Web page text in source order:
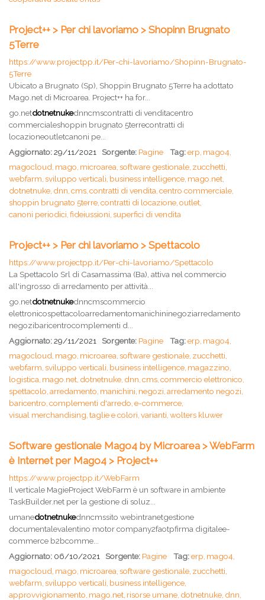
Project++ > Per chi lavoriamo > Shopinn Brugnato
5Terre
https://www.projectpp.it/Per-chi-lavoriamo/Shopinn-Brugnato-
5Terre
Ubicato a Brugnato (Sp), Shoppin Brugnato 5Terre ha adottato
Mago.net di Microarea. Project++ ha for...
go.netdotnetnukednncmscontratti di venditacentro
commercialeshoppin brugnato 5terrecontratti di
locazioneoutletcanoni pe...
Aggiornato:29/11/2021 Sorgente: Pagine Tag:erp, mago4,
magocloud, mago, microarea, software gestionale, zucchetti,
webfarm, sviluppo verticali, business intelligence, mago.net,
dotnetnuke, dnn, cms, contratti di vendita, centro commerciale,
shoppin brugnato 5terre, contratti di locazione, outlet,
canoni periodici, fideiussioni, superfici di vendita
Project++ > Per chi lavoriamo > Spettacolo
https://www.projectpp.it/Per-chi-lavoriamo/Spettacolo
La Spettacolo Srl di Casamassima (Ba), attiva nel commercio
all'ingrosso di arredamento per attività...
go.netdotnetnukednncmscommercio
elettronicospettacoloarredamentomanichininegoziarredamento
negozibaricentrocomplementi d...
Aggiornato:29/11/2021 Sorgente: Pagine Tag:erp, mago4,
magocloud, mago, microarea, software gestionale, zucchetti,
webfarm, sviluppo verticali, business intelligence, magazzino,
logistica, mago.net, dotnetnuke, dnn, cms, commercio elettronico,
spettacolo, arredamento, manichini, negozi, arredamento negozi,
baricentro, complementi d'arredo, e-commerce,
visual merchandising, taglie e colori, varianti, wolters kluwer
Software gestionale Mago4 by Microarea > WebFarm
è Internet per Mago4 > Project++
https://www.projectpp.it/WebFarm
Il verticale MagieProject WebFarm è un software in ambiente
TaskBuilder.net per la gestione di soluz...
umanedotnetnukednncmssito webintranetgestione
documentalevalentino motor company2faotpfirma digitalee-
commerce b2bcomme...
Aggiornato: 06/10/2021 Sorgente: Pagine Tag:erp, mago4,
magocloud, mago, microarea, software gestionale, zucchetti,
webfarm, sviluppo verticali, business intelligence,
approvvigionamento, mago.net, risorse umane, dotnetnuke, dnn,